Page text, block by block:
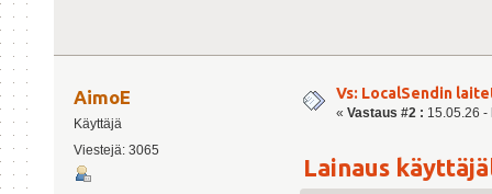
AimoE
Käyttäjä
Viestejä: 3065
Vs: LocalSendin
« Vastaus #2 : 15.05.26 -
Lainaus